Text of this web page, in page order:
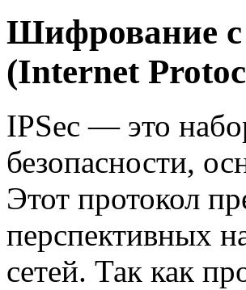
Шифрование с
(Internet
IPSec — это
безопасности,
Этот протокол
перспективных
сетей. Так как